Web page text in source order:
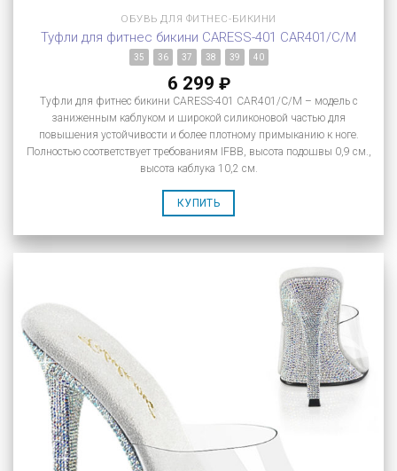
ОБУВЬ ДЛЯ ФИТНЕС-БИКИНИ
Туфли для фитнес бикини CARESS-401 CAR401/C/M
35 36 37 38 39 40
6 299 ₽
Туфли для фитнес бикини CARESS-401 CAR401/C/M – модель с
заниженным каблуком и широкой силиконовой частью для
повышения устойчивости и более плотному примыканию к ноге.
Полностью соответствует требованиям IFBB, высота подошвы 0,9 см.,
высота каблука 10,2 см.
КУПИТЬ